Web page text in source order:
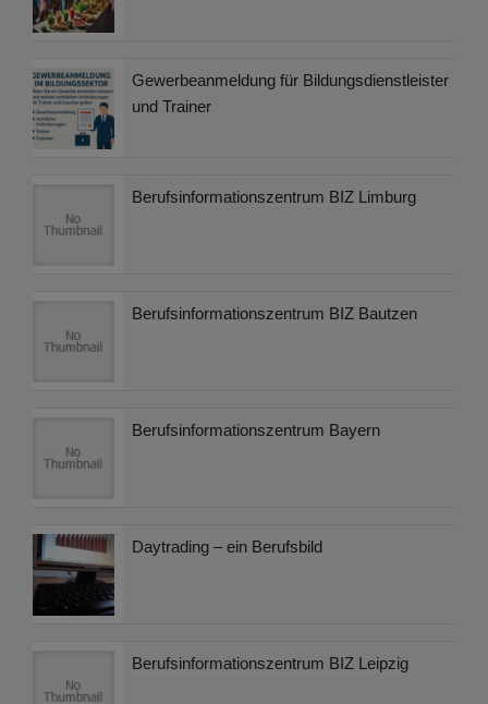
Gewerbeanmeldung für Bildungsdienstleister
und Trainer
Berufsinformationszentrum BIZ Limburg
Berufsinformationszentrum BIZ Bautzen
Berufsinformationszentrum Bayern
Daytrading – ein Berufsbild
Berufsinformationszentrum BIZ Leipzig